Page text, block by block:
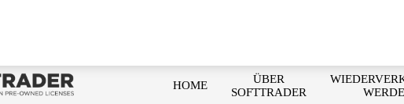
HOME
ÜBER
SOFTTRADER